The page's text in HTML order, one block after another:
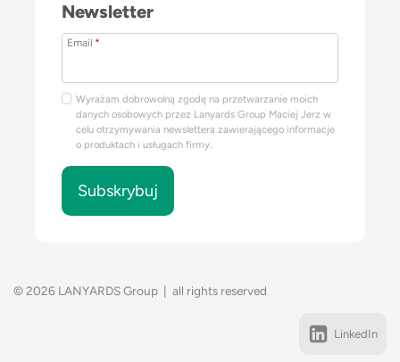
Newsletter
Email *
Wyrażam dobrowolną zgodę na przetwarzanie moich
danych osobowych przez Lanyards Group Maciej Jerz w
celu otrzymywania newslettera zawierającego informacje
o produktach i usługach firmy.
Subskrybuj
© 2026 LANYARDS Group | all rights reserved
LinkedIn